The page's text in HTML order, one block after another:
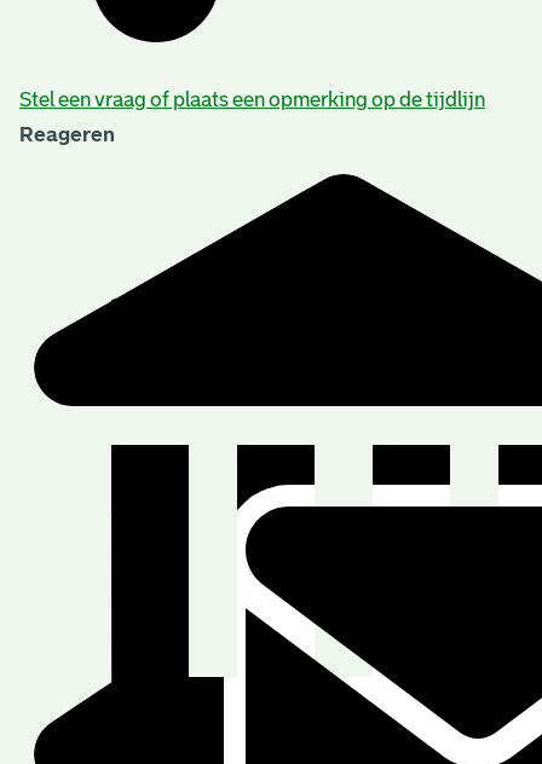
Stel een vraag of plaats een opmerking op de tijdlijn
Reageren